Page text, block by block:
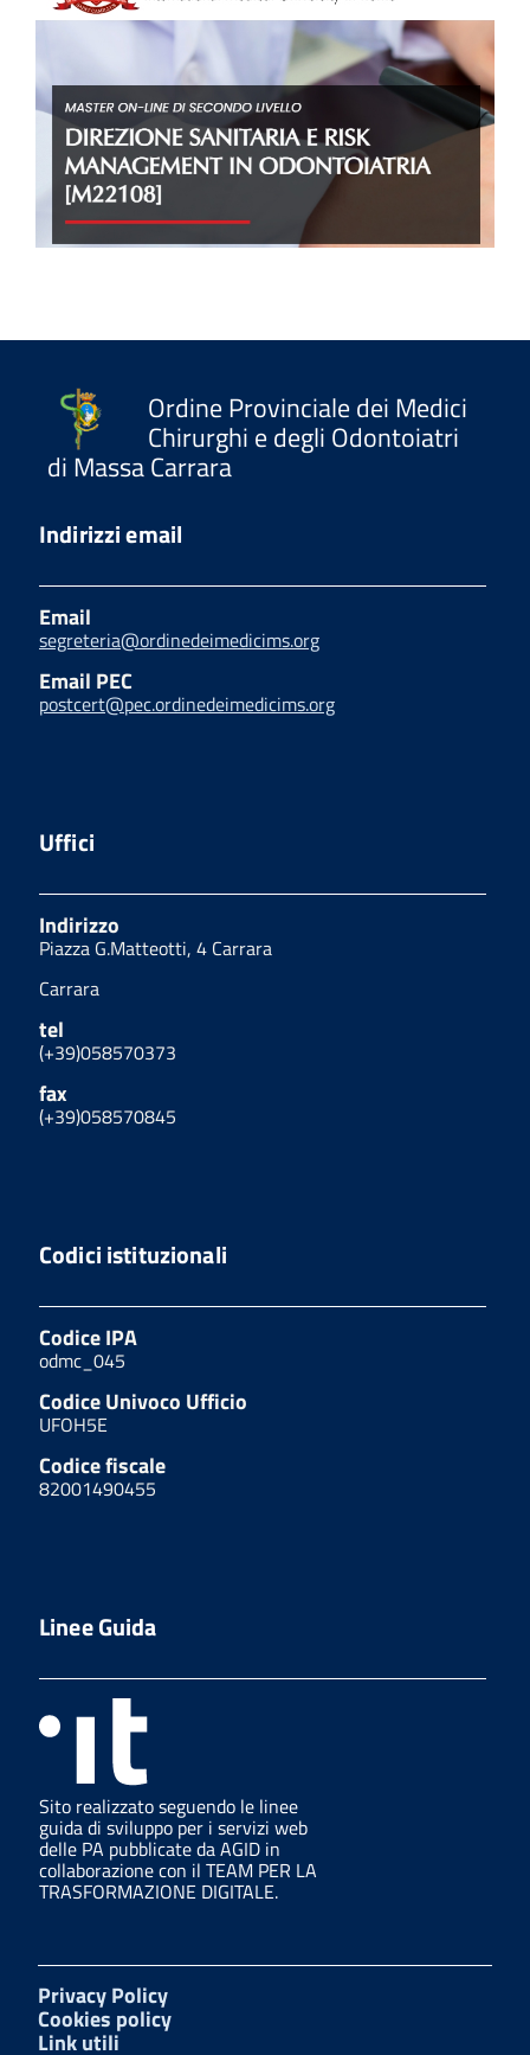
Ordine Provinciale dei Medici
Chirurghi e degli Odontoiatri
di Massa Carrara
Indirizzi email
Email
segreteria@ordinedeimedicims.org
Email PEC
postcert@pec.ordinedeimedicims.org
Uffici
Indirizzo
Piazza G.Matteotti, 4 Carrara
Carrara
tel
(+39)058570373
fax
(+39)058570845
Codici istituzionali
Codice IPA
odmc_045
Codice Univoco Ufficio
UFOH5E
Codice fiscale
82001490455
Linee Guida
Sito realizzato seguendo le linee
guida di sviluppo per i servizi web
delle PA pubblicate da AGID in
collaborazione con il TEAM PER LA
TRASFORMAZIONE DIGITALE.
Privacy Policy
Cookies policy
Link utili